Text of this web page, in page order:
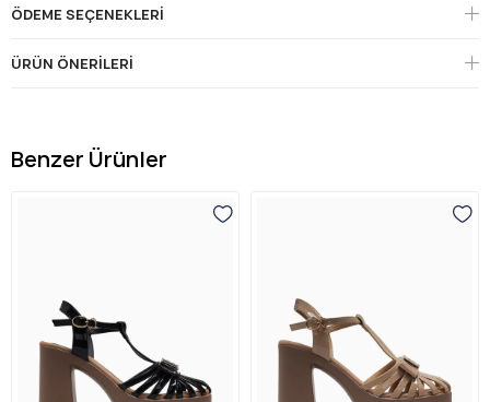
ÖDEME SEÇENEKLERI
ÜRÜN ÖNERILERI
Benzer Ürünler